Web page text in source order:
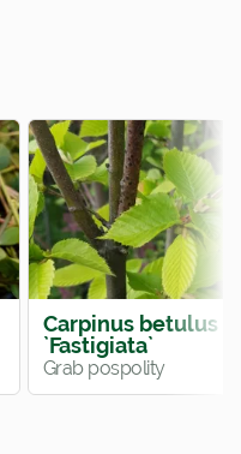
Carpinus betulus
`Fastigiata`
Grab pospolity